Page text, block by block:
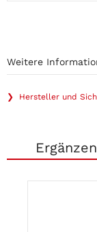
Weitere
❯ Hersteller und